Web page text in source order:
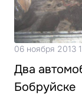
06 ноября 2013
Два
Бобруйске